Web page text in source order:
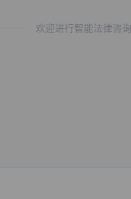
欢迎进行智能法律咨询